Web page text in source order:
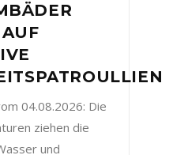
04.08.2026: Die
ziehen die
und